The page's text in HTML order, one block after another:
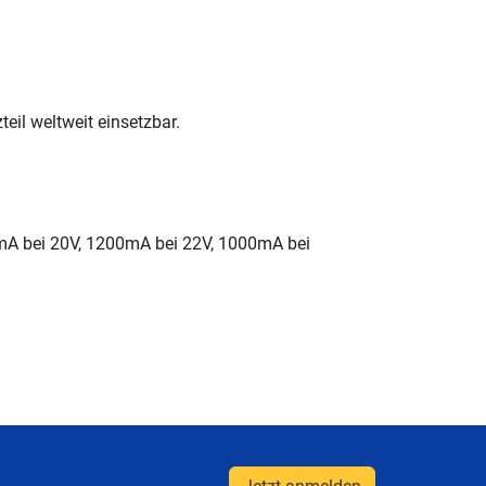
weltweit einsetzbar.
bei 20V, 1200mA bei 22V, 1000mA bei